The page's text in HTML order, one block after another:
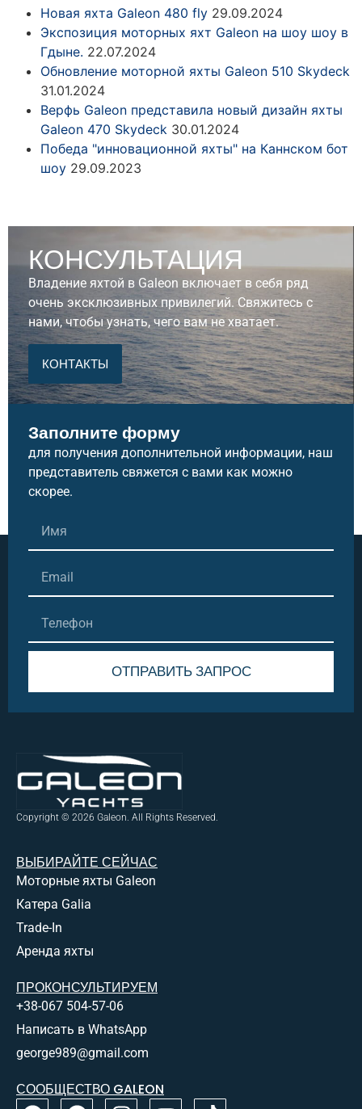
Новая яхта Galeon 480 fly 29.09.2024
Экспозиция моторных яхт Galeon на шоу шоу в
Гдыне. 22.07.2024
Обновление моторной яхты Galeon 510 Skydeck
31.01.2024
Верфь Galeon представила новый дизайн яхты
Galeon 470 Skydeck 30.01.2024
Победа "инновационной яхты" на Каннском бот
шоу 29.09.2023
КОНСУЛЬТАЦИЯ
Владение яхтой в Galeon включает в себя ряд
очень эксклюзивных привилегий. Свяжитесь с
нами, чтобы узнать, чего вам не хватает.
КОНТАКТЫ
Заполните форму
для получения дополнительной информации, наш
представитель свяжется с вами как можно
скорее.
ОТПРАВИТЬ ЗАПРОС
Copyright © 2026 Galeon. All Rights Reserved.
ВЫБИРАЙТЕ СЕЙЧАС
Моторные яхты Galeon
Катера Galia
Trade-In
Аренда яхты
ПРОКОНСУЛЬТИРУЕМ
+38-067 504-57-06
Написать в WhatsApp
george989@gmail.com
СООБЩЕСТВО GALEON